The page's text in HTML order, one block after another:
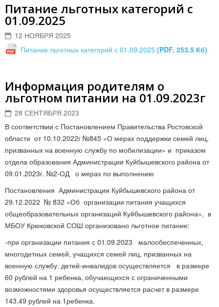
Питание льготных категорий с
01.09.2025
12 НОЯБРЯ 2025
Питание льготных категорий с 01.09.2025 (PDF, 253.5 Кб)
Информация родителям о
льготном питании на 01.09.2023г
28 СЕНТЯБРЯ 2023
В соответствии с Постановлением Правительства Ростовской
области от 10.10.2022г №845 «О мерах поддержки семей лиц,
призванных на военную службу по мобилизации» и приказом
отдела образования Администрации Куйбышевского района от
09.01.2023г. №2-ОД о мерах по выполнению
Постановления Администрации Куйбышевского района от
29.12.2022 № 832 «Об организации питания учащихся
общеобразовательных организаций Куйбышевского района», в
МБОУ Крюковской СОШ организовано льготное питание:
-при организации питания с 01.09.2023 малообеспеченных,
многодетных семей, учащихся семей лиц, призванных на
военную службу, детей-инвалидов осуществляется в размере
60 рублей на 1 ребенка, обучающихся с ограниченными
возможностями здоровья осуществляется расчет в размере
143,49 рублей на 1ребенка.